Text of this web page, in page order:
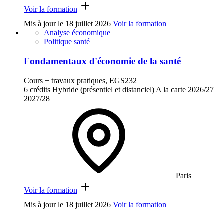
Voir la formation
Mis à jour le 18 juillet 2026 Voir la formation
Analyse économique
Politique santé
Fondamentaux d'économie de la santé
Cours + travaux pratiques, EGS232
6 crédits Hybride (présentiel et distanciel) A la carte 2026/27
2027/28
Paris
Voir la formation
Mis à jour le 18 juillet 2026 Voir la formation